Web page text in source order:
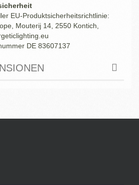
EU-Produktsicherheitsrichtlinie:
Mouterij 14, 2550 Kontich,
DE 83607137